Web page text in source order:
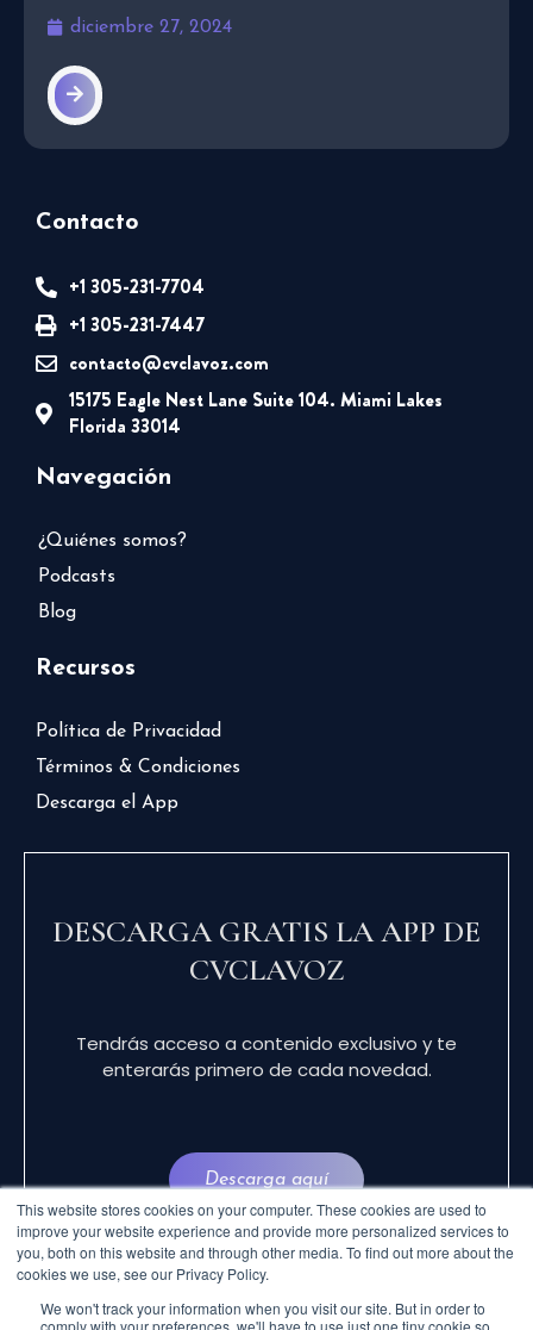
This website stores cookies on your computer. These cookies are used to
improve your website experience and provide more personalized services to
you, both on this website and through other media. To find out more about the
cookies we use, see our Privacy Policy.
We won't track your information when you visit our site. But in order to
comply with your preferences, we'll have to use just one tiny cookie so
diciembre 27, 2024
Contacto
+1 305-231-7704
+1 305-231-7447
contacto@cvclavoz.com
15175 Eagle Nest Lane Suite 104. Miami Lakes
Florida 33014
Navegación
¿Quiénes somos?
Podcasts
Blog
Recursos
Política de Privacidad
Términos & Condiciones
Descarga el App
DESCARGA GRATIS LA APP DE
CVCLAVOZ
Tendrás acceso a contenido exclusivo y te
enterarás primero de cada novedad.
Descarga aquí